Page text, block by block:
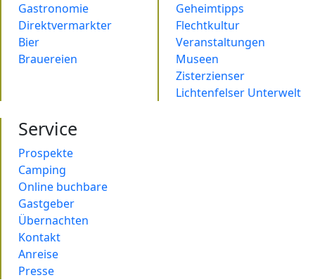
Gastronomie
Direktvermarkter
Bier
Brauereien
Geheimtipps
Flechtkultur
Veranstaltungen
Museen
Zisterzienser
Lichtenfelser Unterwelt
Service
Prospekte
Camping
Online buchbare
Gastgeber
Übernachten
Kontakt
Anreise
Presse